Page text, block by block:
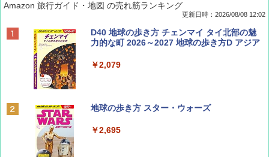
BE-PAL(ビ-パル) 2026年 9 月号【特別付録:
SOTO ミニマル"旅"財布 ランダム2種】
￥1,500
ディズニーファン ２０２６年 ９月号 [雑
Amazon 旅行ガイド・地図 の売れ筋ランキング
更新日時：2026/08/08 12:02
D40 地球の歩き方 チェンマイ タイ北部の魅
力的な町 2026～2027 地球の歩き方D アジア
￥2,079
地球の歩き方 スター・ウォーズ
￥2,695